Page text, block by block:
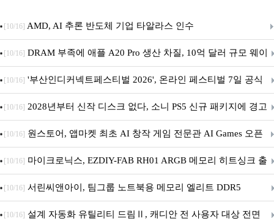
[10/16] AMD, AI 추론 반도체 기업 타알라스 인수
[10/16] DRAM 부족에 애플 A20 Pro 생산 차질, 10억 달러 규모 웨이
퍼 대기
[10/16] '부산인디커넥트페스티벌 2026', 온라인 페스티벌 7일 공식
개막... 22일간 진행
[10/16] 2028년부터 신작 디스크 없다, 소니 PS5 신규 패키지에 경고
문 추가
[10/16] 원스토어, 앱마켓 최초 AI 창작 게임 전문관 AI Games 오픈
[10/16] 마이크로닉스, EZDIY-FAB RH01 ARGB 메모리 히트싱크 출
시
[10/16] 서린씨앤아이, 팀그룹 노트북용 메모리 엘리트 DDR5
5600MHz 16GB 출시
[10/16] 설계 자동화 유틸리티 드림Ⅱ, 캐디안 전 사용자 대상 전면